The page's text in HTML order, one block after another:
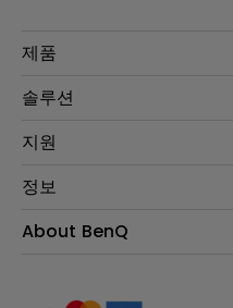
제품
프로젝터
조명
솔루션
Eye-Care 모니터
e스포츠
비즈니스 디스플레이
지원
문의
서비스센터
정보
프로젝터 거리계산기
About BenQ
사회적 책임